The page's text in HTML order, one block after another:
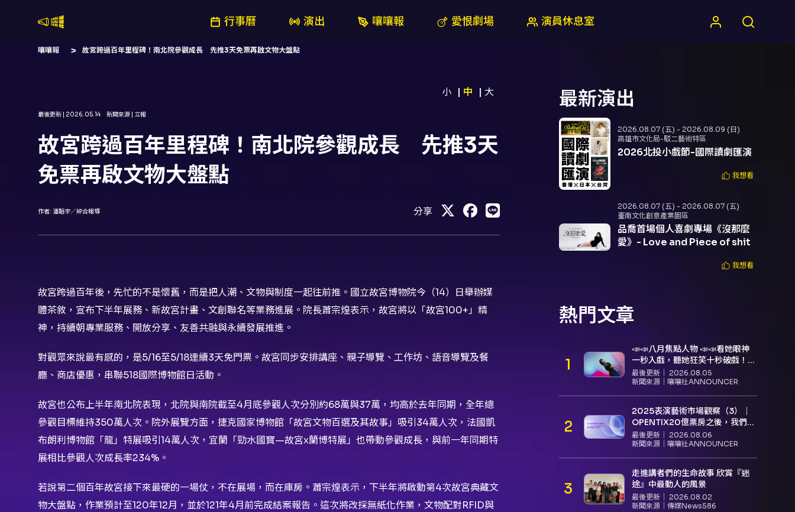
行事曆 演出 嚷嚷報 愛恨劇場 演員休息室
嚷嚷報 故宮跨過百年里程碑！南北院參觀成長 先推3天免票再啟文物大盤點
小 中 大
最後更新 | 2026.05.14 新聞來源 | 立報
故宮跨過百年里程碑！南北院參觀成長 先推3天
免票再啟文物大盤點
作者: 潘韜宇／綜合報導 分享
故宮跨過百年後，先忙的不是懷舊，而是把人潮、文物與制度一起往前推。國立故宮博物院今（14）日舉辦媒
體茶敘，宣布下半年展務、新故宮計畫、文創聯名等業務進展。院長蕭宗煌表示，故宮將以「故宮100+」精
神，持續朝專業服務、開放分享、友善共融與永續發展推進。
對觀眾來說最有感的，是5/16至5/18連續3天免門票。故宮同步安排講座、親子導覽、工作坊、語音導覽及餐
廳、商店優惠，串聯518國際博物館日活動。
故宮也公布上半年南北院表現，北院與南院截至4月底參觀人次分別約68萬與37萬，均高於去年同期，全年總
參觀目標維持350萬人次。院外展覽方面，捷克國家博物館「故宮文物百選及其故事」吸引34萬人次，法國凱
布朗利博物館「龍」特展吸引14萬人次，宜蘭「勁水國寶—故宮x蘭博特展」也帶動參觀成長，與前一年同期特
展相比參觀人次成長率234%。
若說第二個百年故宮接下來最硬的一場仗，不在展場，而在庫房。蕭宗煌表示，下半年將啟動第4次故宮典藏文
物大盤點，作業預計至120年12月，並於121年4月前完成結案報告。這次將改採無紙化作業，文物配對RFID與
最新演出
2026.08.07 (五) - 2026.08.09 (日)
高雄市文化局-駁二藝術特區
2026北投小戲節-國際讀劇匯演
我想看
2026.08.07 (五) - 2026.08.07 (五)
臺南文化創意產業園區
品喬首場個人喜劇專場《沒那麼
愛》- Love and Piece of shit
我想看
熱門文章
📣📣八月焦點人物 📣📣看她眼神
一秒入戲，聽她狂笑十秒破戲！
孝女宋國珍 v.s. 笑女張擎佳：本是
同根生，相約壓車別太急
最後更新｜ 2026.08.05
新聞來源｜ 嚷嚷社ANNOUNCER
2025表演藝術市場觀察（3）｜
OPENTIX20億票房之後，我們到
底看見了什麼？
最後更新｜ 2026.08.06
新聞來源｜ 嚷嚷社ANNOUNCER
走進講者們的生命故事 欣賞『迷
途』中最動人的風景
最後更新｜ 2026.08.02
新聞來源｜ 傳媒News586